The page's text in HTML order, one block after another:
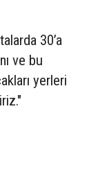
30’a
ve bu
yerleri